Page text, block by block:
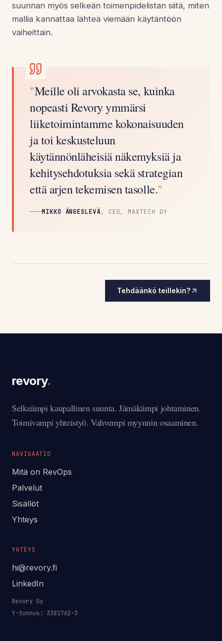
suunnan myös selkeän toimenpidelistan siitä, miten
mallia kannattaa lähteä viemään käytäntöön
vaiheittain.
"Meille oli arvokasta se, kuinka
nopeasti Revory ymmärsi
liiketoimintamme kokonaisuuden
ja toi keskusteluun
käytännönläheisiä näkemyksiä ja
kehitysehdotuksia sekä strategian
että arjen tekemisen tasolle."
MIKKO ÄNGESLEVÄ , CEO, MAXTECH OY
Tehdäänkö teillekin?
revory.
Selkeämpi kaupallinen suunta. Jämäkämpi johtaminen.
Toimivampi yhteistyö. Vahvempi myynnin osaaminen.
NAVIGAATIO
Mitä on RevOps
Palvelut
Sisällöt
Yhteys
YHTEYS
hi@revory.fi
LinkedIn
Revory Oy
Y-tunnus: 3381762-3